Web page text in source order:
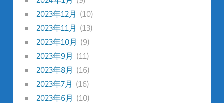
2023年12月 (10)
2023年11月 (13)
2023年10月 (9)
2023年9月 (11)
2023年8月 (16)
2023年7月 (16)
2023年6月 (10)